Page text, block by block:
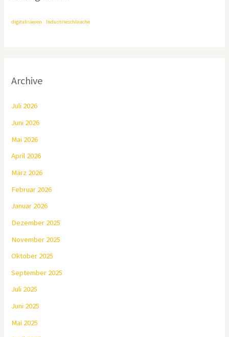
digitalisieren Industrieschläuche
Archive
Juli 2026
Juni 2026
Mai 2026
April 2026
März 2026
Februar 2026
Januar 2026
Dezember 2025
November 2025
Oktober 2025
September 2025
Juli 2025
Juni 2025
Mai 2025